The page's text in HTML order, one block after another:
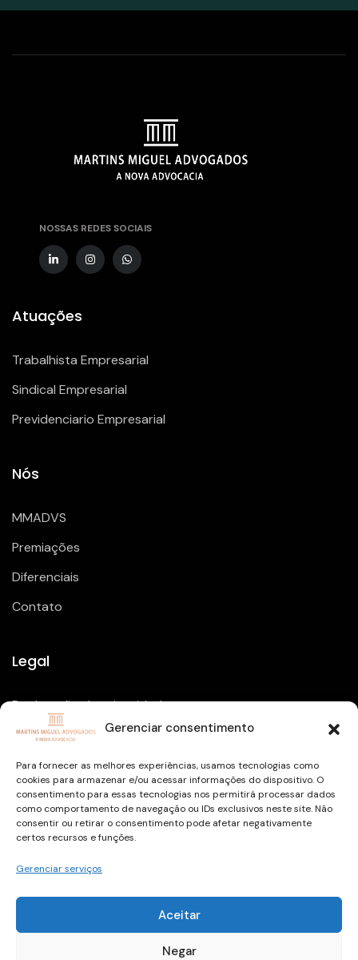
Gerenciar consentimento
Para fornecer as melhores experiências, usamos tecnologias como
cookies para armazenar e/ou acessar informações do dispositivo. O
consentimento para essas tecnologias nos permitirá processar dados
como comportamento de navegação ou IDs exclusivos neste site. Não
consentir ou retirar o consentimento pode afetar negativamente
certos recursos e funções.
Gerenciar serviços
Aceitar
Negar
NOSSAS REDES SOCIAIS
Atuações
Trabalhista Empresarial
Sindical Empresarial
Previdenciario Empresarial
Nós
MMADVS
Premiações
Diferenciais
Contato
Legal
Declaração de privacidade
Política de Cookies
Isenção de Responsabilidade
Termos e condições
Copyright © 2026 todos os direitos reservados
Desenvolvido pordani.santis/balako.digital